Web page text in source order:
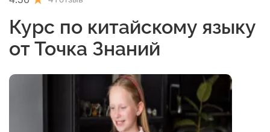
Курс по китайскому языку
от Точка Знаний